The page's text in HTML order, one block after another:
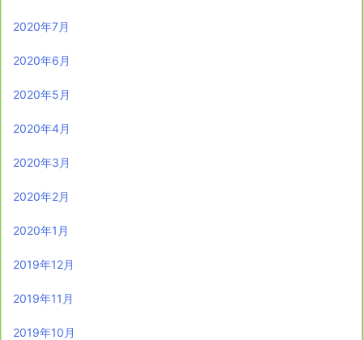
2020年7月
2020年6月
2020年5月
2020年4月
2020年3月
2020年2月
2020年1月
2019年12月
2019年11月
2019年10月